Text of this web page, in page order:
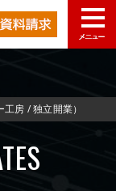
学校の特長
房 / 独立開業）